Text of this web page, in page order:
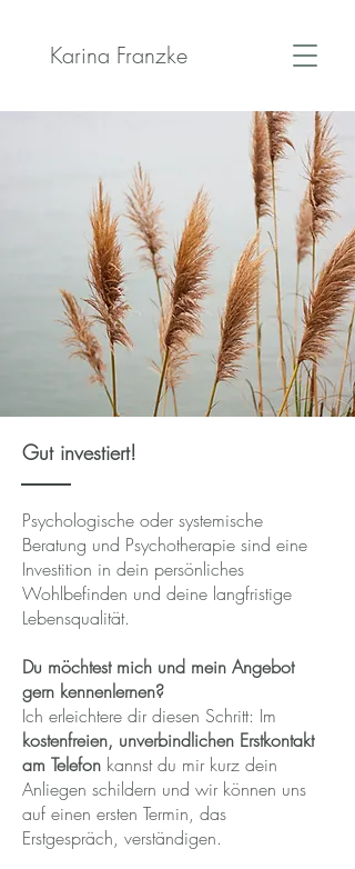
Karina Franzke
Gut investiert!
Psychologische oder systemische
Beratung und Psychotherapie sind eine
Investition in dein persönliches
Wohlbefinden und deine langfristige
Lebensqualität.
Du möchtest mich und mein Angebot
gern kennenlernen?
Ich erleichtere dir diesen Schritt: Im
kostenfreien, unverbindlichen Erstkontakt
am Telefon kannst du mir kurz dein
Anliegen schildern und wir können uns
auf einen ersten Termin, das
Erstgespräch, verständigen.